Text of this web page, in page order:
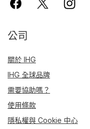
公司
關於 IHG
IHG 全球品牌
需要協助嗎？
使用條款
隱私權與 Cookie 中心